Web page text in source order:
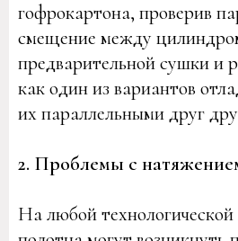
гофрокартона, проверив
смещение между
предварительной сушки и
как один из вариантов
их параллельными друг
2. Проблемы с
На любой